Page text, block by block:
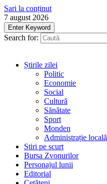
Sari la conținut
7 august 2026
Enter Keyword
Search for:
Știrile zilei
Politic
Economie
Social
Cultură
Sănătate
Sport
Monden
Administrație locală
Stiri pe scurt
Bursa Zvonurilor
Personajul lunii
Editorial